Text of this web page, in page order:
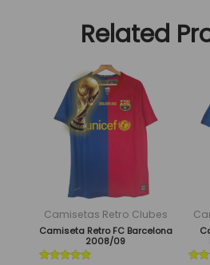
Related
Camisetas Retro Clubes
Camiseta Retro FC Barcelona
2008/09
El
precio
original
era:
89,95 €.
actual
es:
Este
producto
tiene
múltiples
opciones
se
pueden
elegir